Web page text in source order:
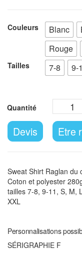
Couleurs Blanc
Rouge
Tailles 7-8 9-
Devis Etre
Sweat Shirt Raglan du
Coton et polyester
tailles 7-8, 9-11, S, M,
XXL
Personnalisations
SÉRIGRAPHIE F